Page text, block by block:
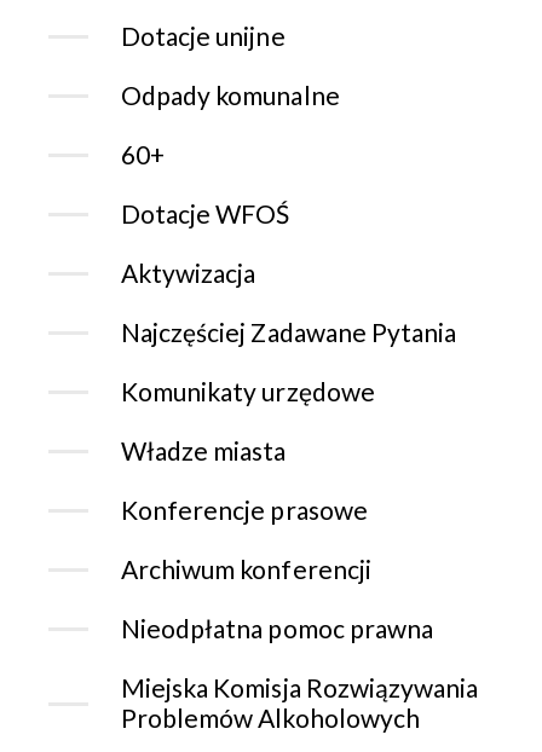
Dotacje unijne
Odpady komunalne
60+
Dotacje WFOŚ
Aktywizacja
Najczęściej Zadawane Pytania
Komunikaty urzędowe
Władze miasta
Konferencje prasowe
Archiwum konferencji
Nieodpłatna pomoc prawna
Miejska Komisja Rozwiązywania
Problemów Alkoholowych